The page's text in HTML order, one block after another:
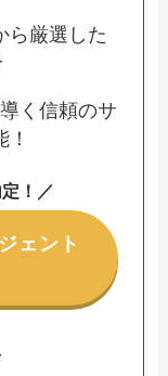
ら厳選した
く信頼のサ
！／
ェント